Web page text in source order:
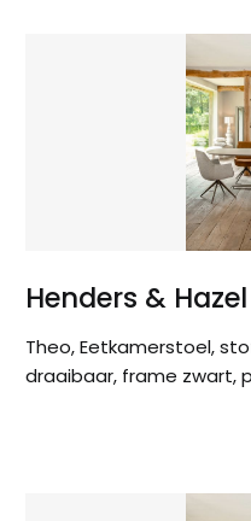
Henders & Hazel
Theo, Eetkamerstoel,
draaibaar, frame zwart,